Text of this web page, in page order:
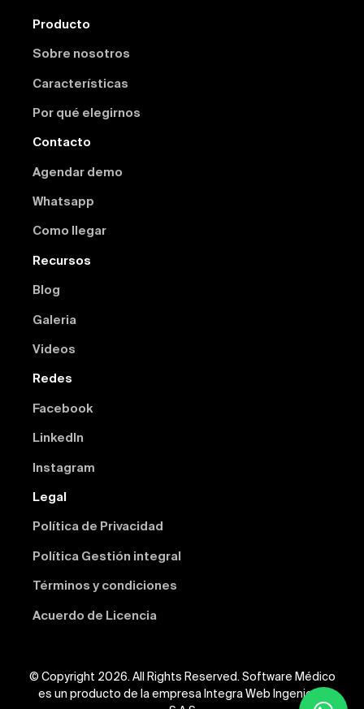
Producto
Sobre nosotros
Características
Por qué elegirnos
Contacto
Agendar demo
Whatsapp
Como llegar
Recursos
Blog
Galeria
Videos
Redes
Facebook
Linkedln
Instagram
Legal
Política de Privacidad
Política Gestión integral
Términos y condiciones
Acuerdo de Licencia
© Copyright 2026. All Rights Reserved. Software Médico
es un producto de la empresa Integra Web Ingeniería